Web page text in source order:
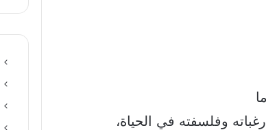
وفلسفته في الحياة،